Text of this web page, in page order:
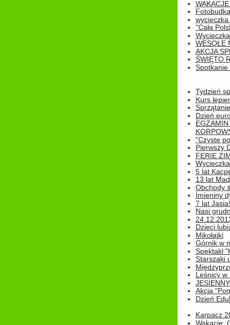
Fotobudka
"Cała
WESOŁE
AKCJA
ŚWIĘTO
Spotkanie
Tydzień
Kurs
Dzień
"Czyste
Pierwszy
FERIE
5 lat
13 lat
Obchody
Imieniny
7 lat Jasia!
Nasi
Dzieci
Mikołajki
Górnik w
Spektakl
Starszaki
Leśnicy w
Akcja
Dzień
Karpacz
Wakacje: